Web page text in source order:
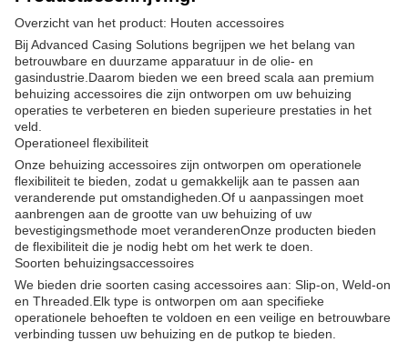
Overzicht van het product: Houten accessoires
Bij Advanced Casing Solutions begrijpen we het belang van
betrouwbare en duurzame apparatuur in de olie- en
gasindustrie.Daarom bieden we een breed scala aan premium
behuizing accessoires die zijn ontworpen om uw behuizing
operaties te verbeteren en bieden superieure prestaties in het
veld.
Operationeel flexibiliteit
Onze behuizing accessoires zijn ontworpen om operationele
flexibiliteit te bieden, zodat u gemakkelijk aan te passen aan
veranderende put omstandigheden.Of u aanpassingen moet
aanbrengen aan de grootte van uw behuizing of uw
bevestigingsmethode moet veranderenOnze producten bieden
de flexibiliteit die je nodig hebt om het werk te doen.
Soorten behuizingsaccessoires
We bieden drie soorten casing accessoires aan: Slip-on, Weld-on
en Threaded.Elk type is ontworpen om aan specifieke
operationele behoeften te voldoen en een veilige en betrouwbare
verbinding tussen uw behuizing en de putkop te bieden.